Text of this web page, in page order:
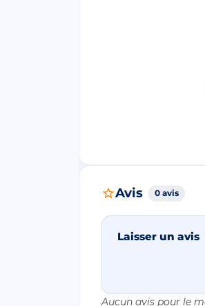
Avis 0 avis
Laisser un avis
Aucun avis pour le